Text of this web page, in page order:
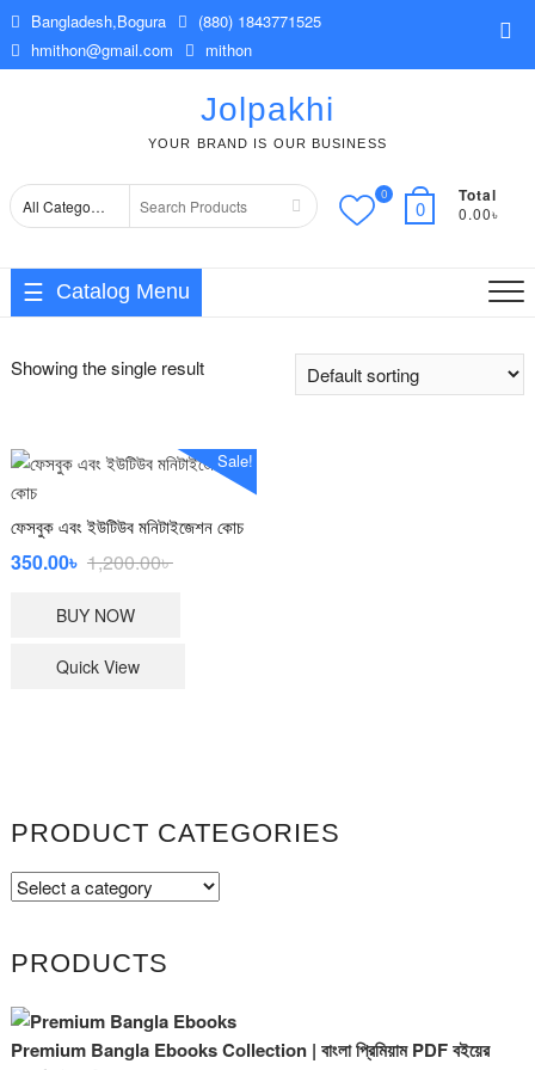
Skip
to
content
Bangladesh,Bogura
(880) 1843771525
hmithon@gmail.com
mithon
Jolpakhi
YOUR BRAND IS OUR BUSINESS
Search
0
0
Total
0.00৳
Catalog Menu
Showing the single result
Sale!
ফেসবুক এবং ইউটিউব মনিটাইজেশন কোচ
1,200.00৳Original
350.00৳
Current
BUY NOW
Quick View
PRODUCT CATEGORIES
PRODUCTS
Premium Bangla Ebooks Collection | বাংলা প্রিমিয়াম PDF বইয়ের